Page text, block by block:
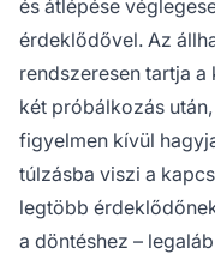
és átlépése
érdeklődővel. Az
rendszeresen tartja
két próbálkozás
figyelmen kívül
túlzásba viszi a
legtöbb
a döntéshez –